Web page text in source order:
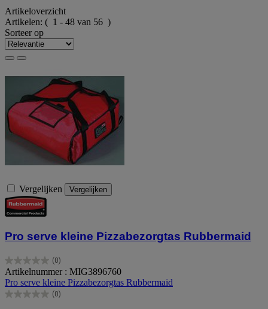
Artikeloverzicht
Artikelen: ( 1 - 48 van 56 )
Sorteer op
Vergelijken Vergelijken
Pro serve kleine Pizzabezorgtas Rubbermaid
(0)
0.0
van
de
5
Artikelnummer : MIG3896760
Pro serve kleine Pizzabezorgtas Rubbermaid
(0)
0.0